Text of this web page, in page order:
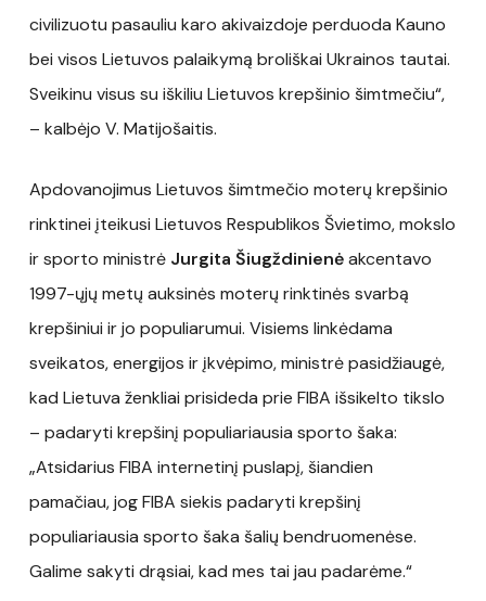
civilizuotu pasauliu karo akivaizdoje perduoda Kauno
bei visos Lietuvos palaikymą broliškai Ukrainos tautai.
Sveikinu visus su iškiliu Lietuvos krepšinio šimtmečiu“,
– kalbėjo V. Matijošaitis.
Apdovanojimus Lietuvos šimtmečio moterų krepšinio
rinktinei įteikusi Lietuvos Respublikos Švietimo, mokslo
ir sporto ministrė Jurgita Šiugždinienėakcentavo
1997-ųjų metų auksinės moterų rinktinės svarbą
krepšiniui ir jo populiarumui. Visiems linkėdama
sveikatos, energijos ir įkvėpimo, ministrė pasidžiaugė,
kad Lietuva ženkliai prisideda prie FIBA išsikelto tikslo
– padaryti krepšinį populiariausia sporto šaka:
„Atsidarius FIBA internetinį puslapį, šiandien
pamačiau, jog FIBA siekis padaryti krepšinį
populiariausia sporto šaka šalių bendruomenėse.
Galime sakyti drąsiai, kad mes tai jau padarėme.“